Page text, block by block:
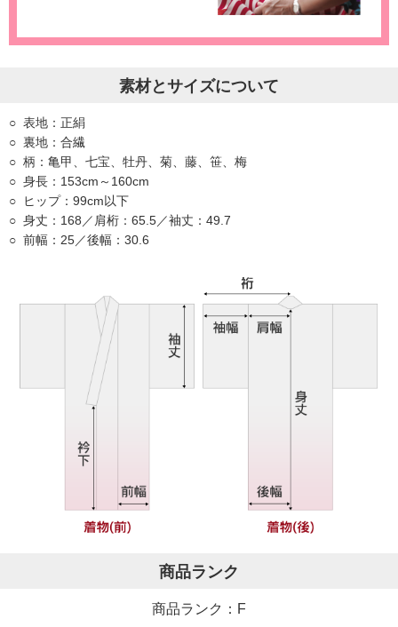
素材とサイズについて
表地：正絹
裏地：合繊
柄：亀甲、七宝、牡丹、菊、藤、笹、梅
身長：153cm～160cm
ヒップ：99cm以下
身丈：168／肩桁：65.5／袖丈：49.7
前幅：25／後幅：30.6
商品ランク
商品ランク：F